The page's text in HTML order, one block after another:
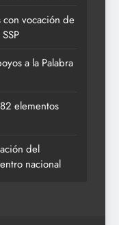
vocación de
a la Palabra
elementos
del
nacional